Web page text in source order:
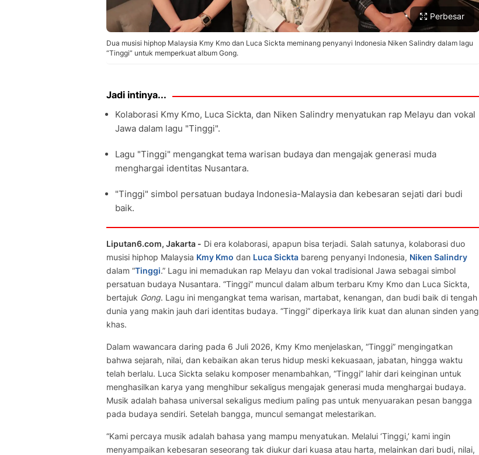
Perbesar
Dua musisi hiphop Malaysia Kmy Kmo dan Luca Sickta meminang penyanyi Indonesia Niken Salindry dalam lagu
“Tinggi” untuk memperkuat album Gong.
Jadi intinya...
Kolaborasi Kmy Kmo, Luca Sickta, dan Niken Salindry menyatukan rap Melayu dan vokal
Jawa dalam lagu "Tinggi".
Lagu "Tinggi" mengangkat tema warisan budaya dan mengajak generasi muda
menghargai identitas Nusantara.
"Tinggi" simbol persatuan budaya Indonesia-Malaysia dan kebesaran sejati dari budi
baik.
Liputan6.com, Jakarta - Di era kolaborasi, apapun bisa terjadi. Salah satunya, kolaborasi duo
musisi hiphop Malaysia Kmy Kmo dan Luca Sickta bareng penyanyi Indonesia, Niken Salindry
dalam “Tinggi.” Lagu ini memadukan rap Melayu dan vokal tradisional Jawa sebagai simbol
persatuan budaya Nusantara. “Tinggi” muncul dalam album terbaru Kmy Kmo dan Luca Sickta,
bertajuk Gong. Lagu ini mengangkat tema warisan, martabat, kenangan, dan budi baik di tengah
dunia yang makin jauh dari identitas budaya. “Tinggi” diperkaya lirik kuat dan alunan sinden yang
khas.
Dalam wawancara daring pada 6 Juli 2026, Kmy Kmo menjelaskan, “Tinggi” mengingatkan
bahwa sejarah, nilai, dan kebaikan akan terus hidup meski kekuasaan, jabatan, hingga waktu
telah berlalu. Luca Sickta selaku komposer menambahkan, “Tinggi” lahir dari keinginan untuk
menghasilkan karya yang menghibur sekaligus mengajak generasi muda menghargai budaya.
Musik adalah bahasa universal sekaligus medium paling pas untuk menyuarakan pesan bangga
pada budaya sendiri. Setelah bangga, muncul semangat melestarikan.
“Kami percaya musik adalah bahasa yang mampu menyatukan. Melalui ‘Tinggi,’ kami ingin
menyampaikan kebesaran seseorang tak diukur dari kuasa atau harta, melainkan dari budi, nilai,